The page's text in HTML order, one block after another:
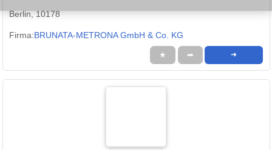
Berlin, 10178
Firma:BRUNATA-METRONA GmbH & Co. KG
★ ➦ ➜